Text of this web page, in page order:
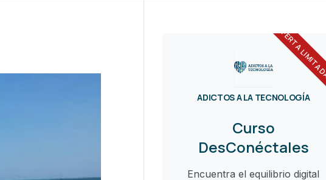
OFERTA
ADICTOS A LA TECNOLOGÍA
Curso
DesConéctales
Encuentra el equilibrio digital